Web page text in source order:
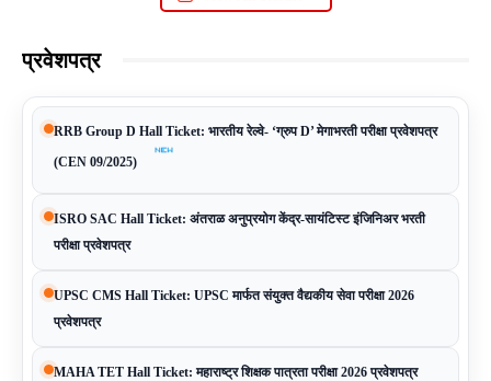
प्रवेशपत्र
RRB Group D Hall Ticket: भारतीय रेल्वे- ‘ग्रुप D’ मेगाभरती परीक्षा प्रवेशपत्र
(CEN 09/2025)
ISRO SAC Hall Ticket: अंतराळ अनुप्रयोग केंद्र-सायंटिस्ट इंजिनिअर भरती
परीक्षा प्रवेशपत्र
UPSC CMS Hall Ticket: UPSC मार्फत संयुक्त वैद्यकीय सेवा परीक्षा 2026
प्रवेशपत्र
MAHA TET Hall Ticket: महाराष्ट्र शिक्षक पात्रता परीक्षा 2026 प्रवेशपत्र